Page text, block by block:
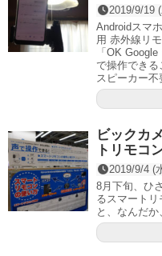
2019/9/19
Androidスマ
用 赤外線リ
「OK
で操作できる
スピーカー不
ビックカ
トリモコ
2019/9/4 (
8月下旬、ひ
るスマート
と、なんだか